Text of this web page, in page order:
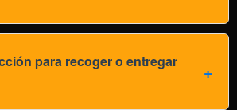
para recoger o entregar